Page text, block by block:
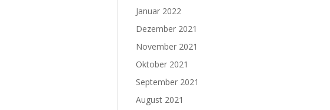
Januar 2022
Dezember 2021
November 2021
Oktober 2021
September 2021
August 2021